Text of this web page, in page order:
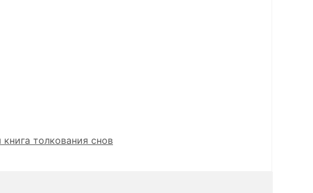
толкования снов